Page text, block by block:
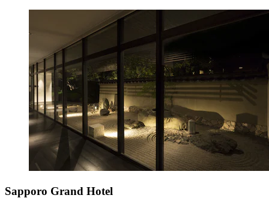
Sapporo Grand Hotel